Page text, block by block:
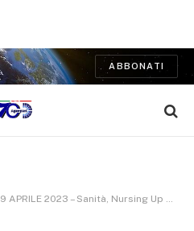
ABBONATI
«Le medaglie ci riempiono di orgoglio ma non possono certo bastare a sanare il nostro SSN»